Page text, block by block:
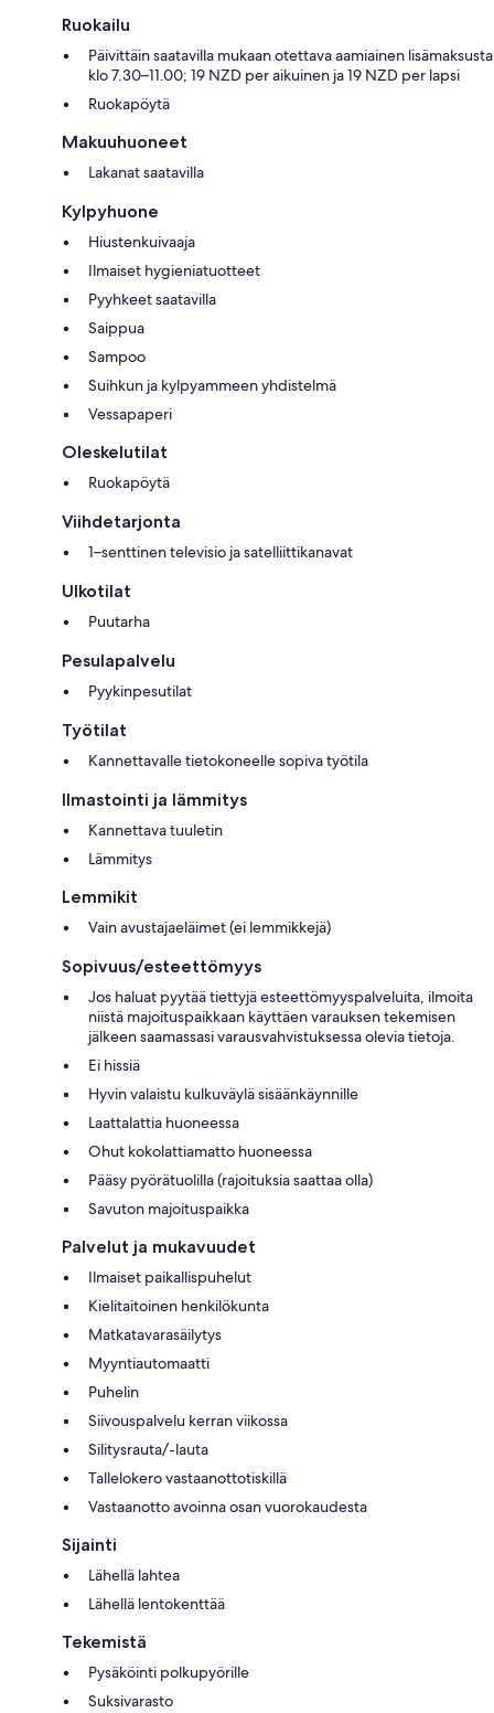
Ruokailu
Päivittäin saatavilla mukaan otettava aamiainen lisämaksusta
klo 7.30–11.00; 19 NZD per aikuinen ja 19 NZD per lapsi
Ruokapöytä
Makuuhuoneet
Lakanat saatavilla
Kylpyhuone
Hiustenkuivaaja
Ilmaiset hygieniatuotteet
Pyyhkeet saatavilla
Saippua
Sampoo
Suihkun ja kylpyammeen yhdistelmä
Vessapaperi
Oleskelutilat
Ruokapöytä
Viihdetarjonta
1–senttinen televisio ja satelliittikanavat
Ulkotilat
Puutarha
Pesulapalvelu
Pyykinpesutilat
Työtilat
Kannettavalle tietokoneelle sopiva työtila
Ilmastointi ja lämmitys
Kannettava tuuletin
Lämmitys
Lemmikit
Vain avustajaeläimet (ei lemmikkejä)
Sopivuus/esteettömyys
Jos haluat pyytää tiettyjä esteettömyyspalveluita, ilmoita
niistä majoituspaikkaan käyttäen varauksen tekemisen
jälkeen saamassasi varausvahvistuksessa olevia tietoja.
Ei hissiä
Hyvin valaistu kulkuväylä sisäänkäynnille
Laattalattia huoneessa
Ohut kokolattiamatto huoneessa
Pääsy pyörätuolilla (rajoituksia saattaa olla)
Savuton majoituspaikka
Palvelut ja mukavuudet
Ilmaiset paikallispuhelut
Kielitaitoinen henkilökunta
Matkatavarasäilytys
Myyntiautomaatti
Puhelin
Siivouspalvelu kerran viikossa
Silitysrauta/-lauta
Tallelokero vastaanottotiskillä
Vastaanotto avoinna osan vuorokaudesta
Sijainti
Lähellä lahtea
Lähellä lentokenttää
Tekemistä
Pysäköinti polkupyörille
Suksivarasto